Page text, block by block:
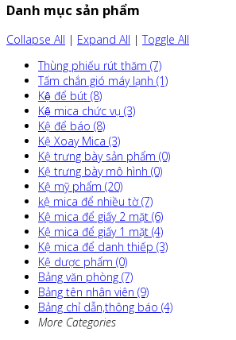
Danh mục sản phẩm
Collapse All | Expand All |Toggle All
Thùng phiếu rút thăm (7)
Tấm chắn gió máy lạnh (1)
Kệ để bút (8)
Kệ mica chức vụ (3)
Kệ để báo (8)
Kệ Xoay Mica (3)
Kệ trưng bày sản phẩm (0)
Kệ trưng bày mô hình (0)
Kệ mỹ phẩm (20)
kệ mica để nhiều tờ (7)
Kệ mica để giấy 2 mặt (6)
Kệ mica để giấy 1 mặt (4)
Kệ mica để danh thiếp (3)
Kệ dược phẩm (0)
Bảng văn phòng (7)
Bảng tên nhân viên (9)
Bảng chỉ dẫn,thông báo (4)
More Categories